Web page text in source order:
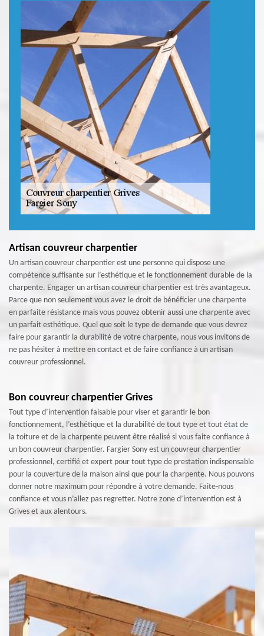
Artisan couvreur charpentier
Un artisan couvreur charpentier est une personne qui dispose une
compétence suffisante sur l’esthétique et le fonctionnement durable de la
charpente. Engager un artisan couvreur charpentier est très avantageux.
Parce que non seulement vous avez le droit de bénéficier une charpente
en parfaite résistance mais vous pouvez obtenir aussi une charpente avec
un parfait esthétique. Quel que soit le type de demande que vous devrez
faire pour garantir la durabilité de votre charpente, nous vous invitons de
ne pas hésiter à mettre en contact et de faire confiance à un artisan
couvreur professionnel.
Bon couvreur charpentier Grives
Tout type d’intervention faisable pour viser et garantir le bon
fonctionnement, l’esthétique et la durabilité de tout type et tout état de
la toiture et de la charpente peuvent être réalisé si vous faite confiance à
un bon couvreur charpentier. Fargier Sony est un couvreur charpentier
professionnel, certifié et expert pour tout type de prestation indispensable
pour la couverture de la maison ainsi que pour la charpente. Nous pouvons
donner notre maximum pour répondre à votre demande. Faite-nous
confiance et vous n’allez pas regretter. Notre zone d’intervention est à
Grives et aux alentours.